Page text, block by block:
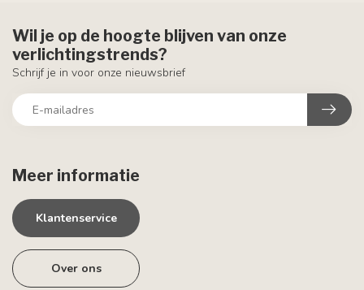
Meer informatie
Klantenservice
Over ons
Wil je op de hoogte blijven van onze
verlichtingstrends?
Schrijf je in voor onze nieuwsbrief